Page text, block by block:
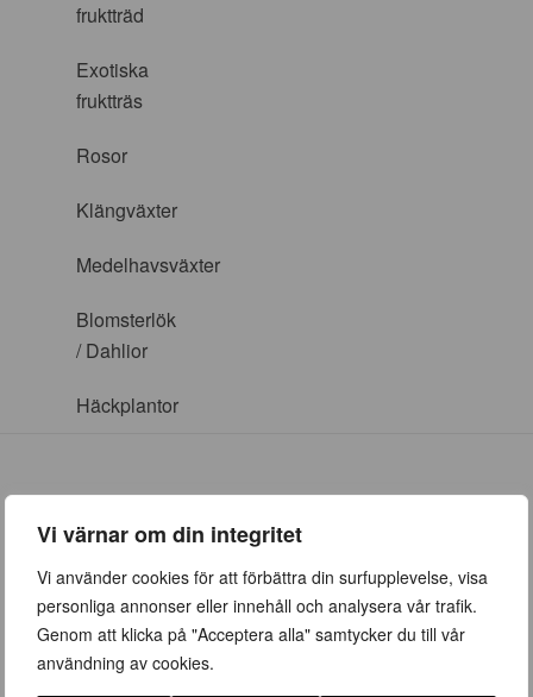
Vi värnar om din integritet
Vi använder cookies för att förbättra din surfupplevelse, visa
personliga annonser eller innehåll och analysera vår trafik.
Genom att klicka på "Acceptera alla" samtycker du till vår
användning av cookies.
fruktträd
Exotiska
fruktträs
Rosor
Klängväxter
Medelhavsväxter
Blomsterlök
/ Dahlior
Häckplantor
ÖPPETTIDER
Vår (23 mars – 28 juni)
Vardagar 09:00 – 19:00
Lördag 10:00 – 16:00